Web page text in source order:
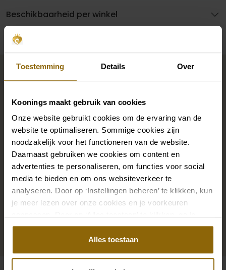
Toestemming Details Over
Koonings maakt gebruik van cookies
Onze website gebruikt cookies om de ervaring van de
website te optimaliseren. Sommige cookies zijn
noodzakelijk voor het functioneren van de website.
Daarnaast gebruiken we cookies om content en
advertenties te personaliseren, om functies voor social
media te bieden en om ons websiteverkeer te
analyseren. Door op ‘Instellingen beheren’ te klikken, kun
je meer lezen over onze cookies en je voorkeuren
akkoord met het gebruik van alle cookies.
Alles toestaan
Beschikbaarheid per winkel
Maak jouw bridallook
compleet
De perfecte trouwschoenen voor onder je trouwjurk,
maar ook kettingen, armbanden en oorbellen die
precies bij je bruidsjurk passen of een prachtige sluier,
haarband of haarspeld voor je bruidskapsel: jouw
bruidslook is pas af met bijpassende accessoires. Met
onze grote accessoire winkel met accessoires voor
bruid en bruidegom vind je de perfecte match met
jouw jurk of trouwkostuum.
Ga naar accessoires